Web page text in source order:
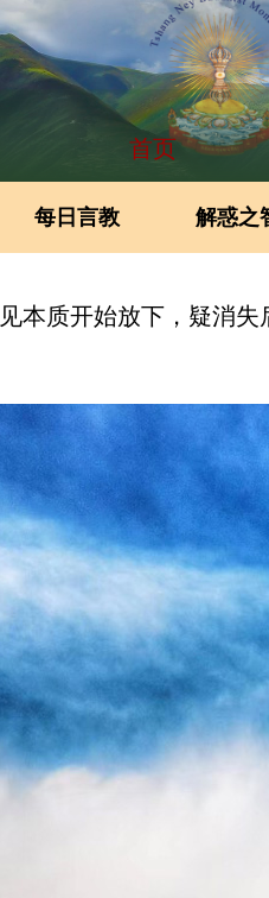
首页
每日言教 解惑之
本质开始放下，疑消